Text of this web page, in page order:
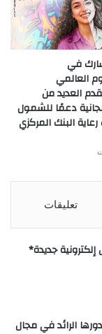
في
العالمي
العديد من
دعمًا للشمول
البنك المركزي
تعليقات
جديدة*
الرائد في مجال